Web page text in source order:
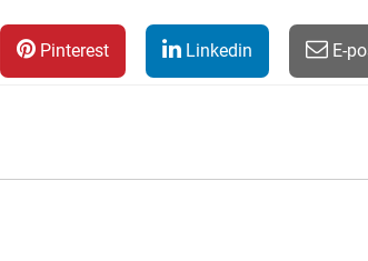
Pinterest Linkedin E-